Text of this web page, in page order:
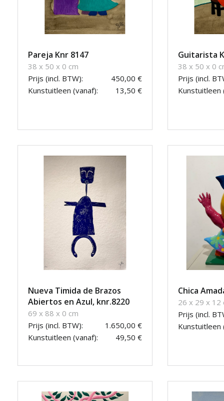
Pareja Knr 8147
38 x 50 x 0 cm
Prijs (incl. BTW):
450,00 €
Kunstuitleen (vanaf):
13,50 €
Guitarista
38 x 50 x 0
Prijs (incl.
Kunstuitleen
Nueva Timida de Brazos
Abiertos en Azul, knr.8220
69 x 88 x 0 cm
Prijs (incl. BTW):
1.650,00 €
Kunstuitleen (vanaf):
49,50 €
Chica
26 x 29 x 12
Prijs (incl.
Kunstuitleen